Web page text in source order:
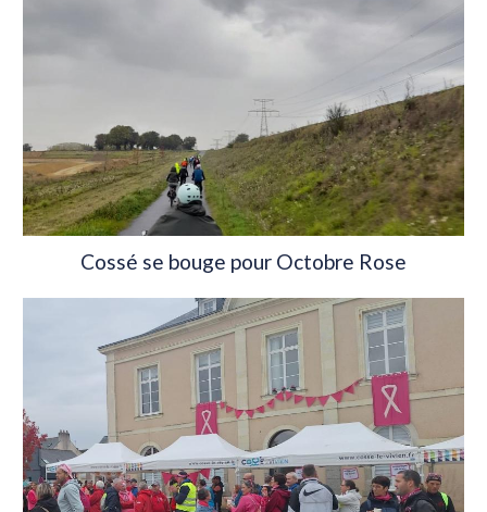
Cossé se bouge pour Octobre Rose